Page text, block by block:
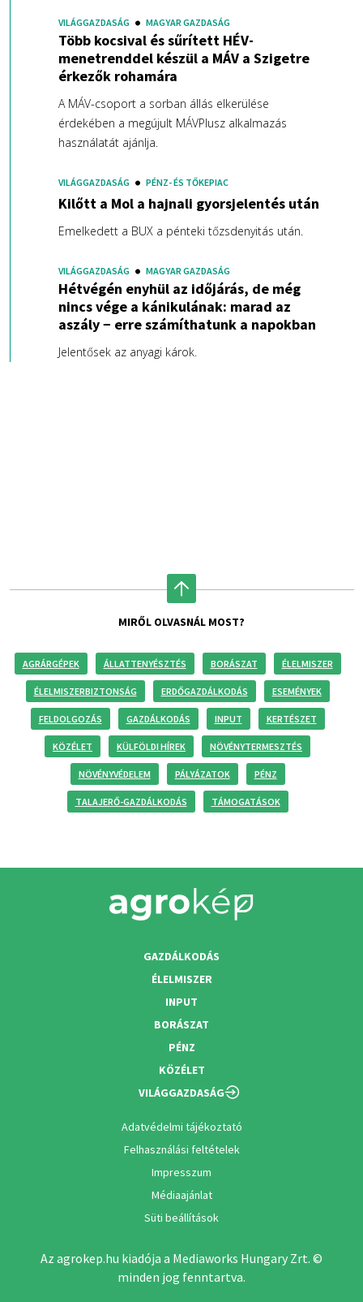
VILÁGGAZDASÁG MAGYAR GAZDASÁG
Több kocsival és sűrített HÉV-
menetrenddel készül a MÁV a Szigetre
érkezők rohamára
A MÁV-csoport a sorban állás elkerülése
érdekében a megújult MÁVPlusz alkalmazás
használatát ajánlja.
VILÁGGAZDASÁG PÉNZ- ÉS TŐKEPIAC
Kilőtt a Mol a hajnali gyorsjelentés után
Emelkedett a BUX a pénteki tőzsdenyitás után.
VILÁGGAZDASÁG MAGYAR GAZDASÁG
Hétvégén enyhül az időjárás, de még
nincs vége a kánikulának: marad az
aszály − erre számíthatunk a napokban
Jelentősek az anyagi károk.
MIRŐL OLVASNÁL MOST?
AGRÁRGÉPEK ÁLLATTENYÉSZTÉS BORÁSZAT ÉLELMISZER
ÉLELMISZERBIZTONSÁG ERDŐGAZDÁLKODÁS ESEMÉNYEK
FELDOLGOZÁS GAZDÁLKODÁS INPUT KERTÉSZET
KÖZÉLET KÜLFÖLDI HÍREK NÖVÉNYTERMESZTÉS
NÖVÉNYVÉDELEM PÁLYÁZATOK PÉNZ
TALAJERŐ-GAZDÁLKODÁS TÁMOGATÁSOK
GAZDÁLKODÁS
ÉLELMISZER
INPUT
BORÁSZAT
PÉNZ
KÖZÉLET
VILÁGGAZDASÁG
Adatvédelmi tájékoztató
Felhasználási feltételek
Impresszum
Médiaajánlat
Süti beállítások
Az agrokep.hu kiadója a Mediaworks Hungary Zrt. ©
minden jog fenntartva.